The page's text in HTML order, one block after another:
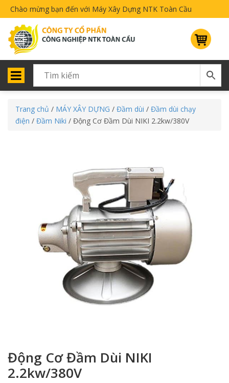
Chào mừng bạn đến với Máy Xây Dựng NTK Toàn Cầu
Trang chủ / MÁY XÂY DỰNG / Đầm dùi / Đầm dùi chạy
điện / Đầm Niki / Động Cơ Đầm Dùi NIKI 2.2kw/380V
Động Cơ Đầm Dùi NIKI
2.2kw/380V